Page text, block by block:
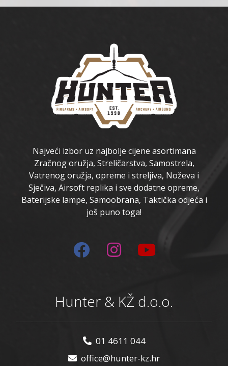
Najveći izbor uz najbolje cijene asortimana
Zračnog oružja, Streličarstva, Samostrela,
Vatrenog oružja, opreme i streljiva, Noževa i
Sječiva, Airsoft replika i sve dodatne opreme,
Baterijske lampe, Samoobrana, Taktička odjeća i
još puno toga!
Hunter & KŽ d.o.o.
01 4611 044
office@hunter-kz.hr